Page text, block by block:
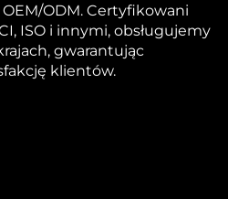
ODM. Certyfikowani
ISO i innymi, obsługujemy
gwarantując
klientów.